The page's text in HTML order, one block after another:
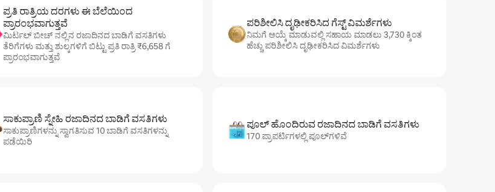
ಪ್ರತಿ ರಾತ್ರಿಯ ದರಗಳು ಈ ಬೆಲೆಯಿಂದ
ಪ್ರಾರಂಭವಾಗುತ್ತವೆ
ಮಿರ್ಟಲ್ ಬೀಚ್ ನಲ್ಲಿನ ರಜಾದಿನದ ಬಾಡಿಗೆ ವಸತಿಗಳು
ತೆರಿಗೆಗಳು ಮತ್ತು ಶುಲ್ಕಗಳಿಗೆ ಬಿಟ್ಟು ಪ್ರತಿ ರಾತ್ರಿ ₹6,658 ಗೆ
ಪ್ರಾರಂಭವಾಗುತ್ತವೆ
ಪರಿಶೀಲಿಸಿ ದೃಢೀಕರಿಸಿದ ಗೆಸ್ಟ್ ವಿಮರ್ಶೆಗಳು
ನಿಮಗೆ ಆಯ್ಕೆ ಮಾಡುವಲ್ಲಿ ಸಹಾಯ ಮಾಡಲು 3,730 ಕ್ಕಿಂತ
ಹೆಚ್ಚು ಪರಿಶೀಲಿಸಿ ದೃಢೀಕರಿಸಿದ ವಿಮರ್ಶೆಗಳು
ಸಾಕುಪ್ರಾಣಿ ಸ್ನೇಹಿ ರಜಾದಿನದ ಬಾಡಿಗೆ ವಸತಿಗಳು
ಸಾಕುಪ್ರಾಣಿಗಳನ್ನು ಸ್ವಾಗತಿಸುವ 10 ಬಾಡಿಗೆ ವಸತಿಗಳನ್ನು
ಪಡೆಯಿರಿ
ಪೂಲ್ ಹೊಂದಿರುವ ರಜಾದಿನದ ಬಾಡಿಗೆ ವಸತಿಗಳು
170 ಪ್ರಾಪರ್ಟಿಗಳಲ್ಲಿ ಪೂಲ್‌‌‌‌‌‌‌‌‌ಗಳಿವೆ